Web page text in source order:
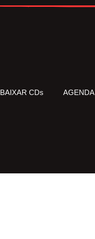
BAIXAR CDs AGENDA